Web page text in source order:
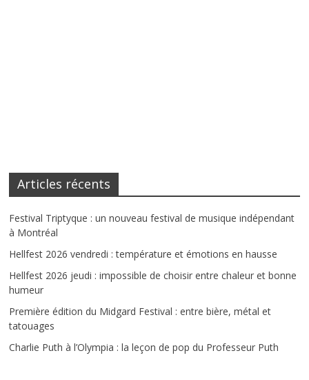
Articles récents
Festival Triptyque : un nouveau festival de musique indépendant
à Montréal
Hellfest 2026 vendredi : température et émotions en hausse
Hellfest 2026 jeudi : impossible de choisir entre chaleur et bonne
humeur
Première édition du Midgard Festival : entre bière, métal et
tatouages
Charlie Puth à l’Olympia : la leçon de pop du Professeur Puth